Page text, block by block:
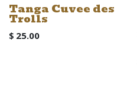
Tanga Cuvee des
Trolls
$ 25.00